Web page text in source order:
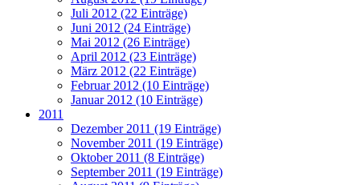
Juli 2012 (22 Einträge)
Juni 2012 (24 Einträge)
Mai 2012 (26 Einträge)
April 2012 (23 Einträge)
März 2012 (22 Einträge)
Februar 2012 (10 Einträge)
Januar 2012 (10 Einträge)
2011
Dezember 2011 (19 Einträge)
November 2011 (19 Einträge)
Oktober 2011 (8 Einträge)
September 2011 (19 Einträge)